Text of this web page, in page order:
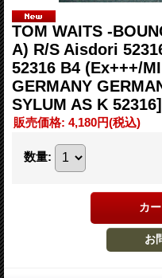
TOM WAITS -
A) R/S Aisdori
52316 B4 (Ex+++/
GERMANY
SYLUM AS K 52316]
販売価格: 4,180円(税込)
数量: